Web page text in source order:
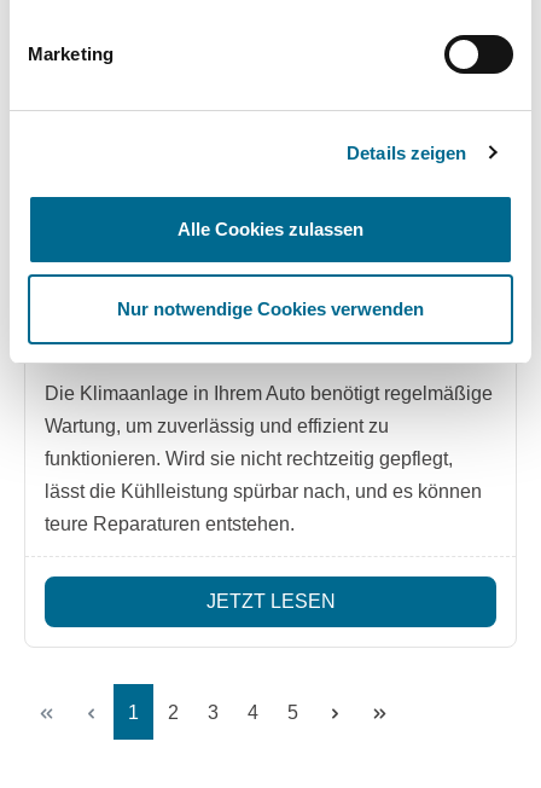
Marketing
Details zeigen
Alle Cookies zulassen
Nur notwendige Cookies verwenden
Klimaanlagenreinigung
Die Klimaanlage in Ihrem Auto benötigt regelmäßige
Wartung, um zuverlässig und effizient zu
funktionieren. Wird sie nicht rechtzeitig gepflegt,
lässt die Kühlleistung spürbar nach, und es können
teure Reparaturen entstehen.
JETZT LESEN
Seite
1 Seite
2 Seite
3 Seite
4 Seite
5